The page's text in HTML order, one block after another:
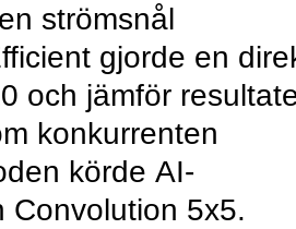
ström­snål
gjorde en
och jämför
konkurrenten
körde AI-
Convolution 5x5.